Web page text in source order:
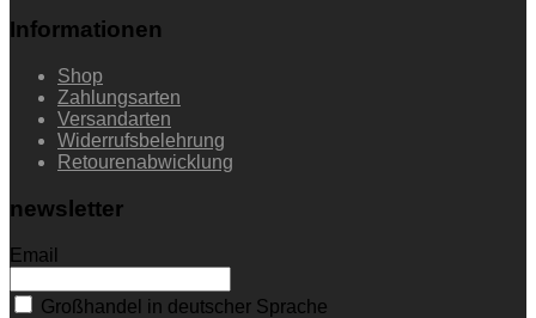
Informationen
Shop
Zahlungsarten
Versandarten
Widerrufsbelehrung
Retourenabwicklung
newsletter
Email
Großhandel in deutscher Sprache